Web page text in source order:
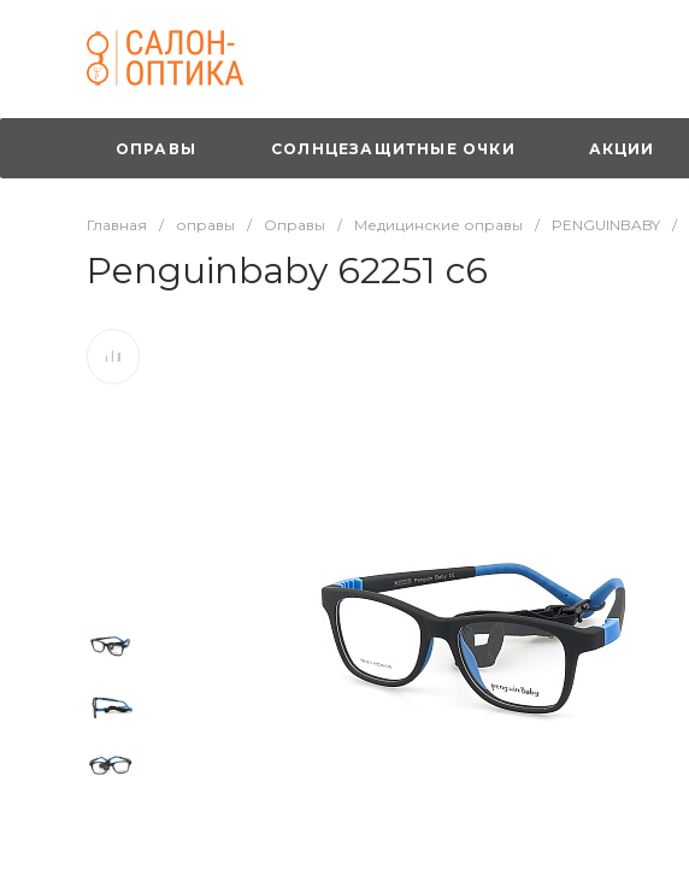
ОПРАВЫ СОЛНЦЕЗАЩИТНЫЕ ОЧКИ АКЦИИ
Главная / оправы / Оправы / Медицинские оправы / PENGUINBABY /
Penguinbaby 62251 с6